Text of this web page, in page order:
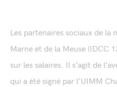
Les partenaires sociaux de la
Marne et de la Meuse (IDCC
sur les salaires. Il s’agit de
qui a été signé par l’UIMM